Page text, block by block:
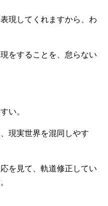
現してくれますから、わ
をすることを、怠らない
い。
現実世界を混同しやす
を見て、軌道修正してい